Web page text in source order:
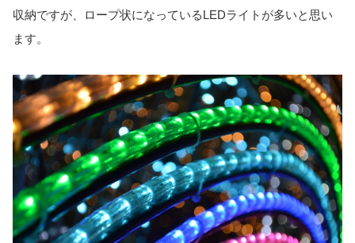
収納ですが、ロープ状になっているLEDライトが多いと思い
ます。